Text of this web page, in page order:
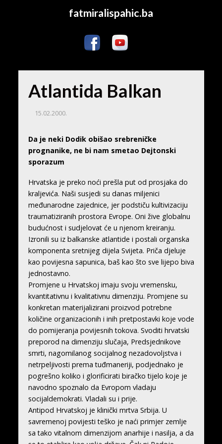
fatmiralispahic.ba
Atlantida Balkan
15.02.2000.
Da je neki Dodik obišao srebreničke
prognanike, ne bi nam smetao Dejtonski
sporazum
Hrvatska je preko noći prešla put od prosjaka do
kraljevića. Naši susjedi su danas miljenici
međunarodne zajednice, jer podstiču kultivizaciju
traumatiziranih prostora Evrope. Oni žive globalnu
budućnost i sudjelovat će u njenom kreiranju.
Izronili su iz balkanske atlantide i postali organska
komponenta sretnijeg dijela Svijeta. Priča djeluje
kao povijesna sapunica, baš kao što sve lijepo biva
jednostavno.
Promjene u Hrvatskoj imaju svoju vremensku,
kvantitativnu i kvalitativnu dimenziju. Promjene su
konkretan materijalizirani proizvod potrebne
količine organizacionih i inih pretpostavki koje vode
do pomijeranja povijesnih tokova. Svoditi hrvatski
preporod na dimenziju slučaja, Predsjednikove
smrti, nagomilanog socijalnog nezadovoljstva i
netrpeljivosti prema tuđmaneriji, podjednako je
pogrešno koliko i glorificirati biračko tijelo koje je
navodno spoznalo da Evropom vladaju
socijaldemokrati. Vladali su i prije.
Antipod Hrvatskoj je klinički mrtva Srbija. U
savremenoj povijesti teško je naći primjer zemlje
sa tako vitalnom dimenzijom anarhije i nasilja, a da